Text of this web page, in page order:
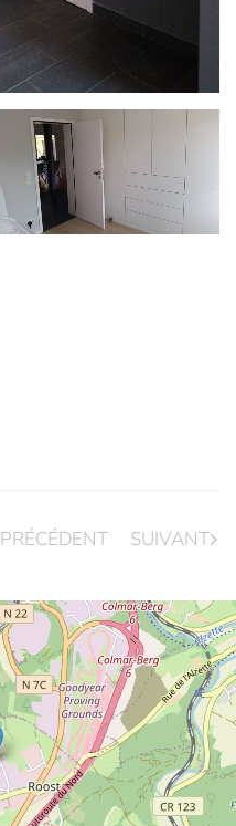
PRÉCÉDENT SUIVANT